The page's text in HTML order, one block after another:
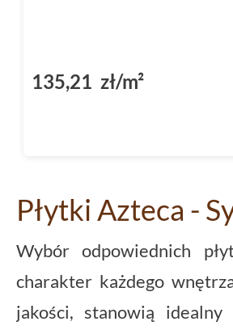
135,21 zł/m²
Płytki Azteca -
Wybór odpowiednich
charakter każdego
jakości, stanowią